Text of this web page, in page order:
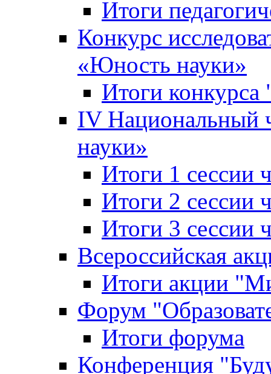
Итоги
Конкурс
«Юность науки»
Итоги
IV
науки»
Итоги 1 сессии
Итоги 2 сессии
Итоги 3 сессии
Всероссийская
Итоги акции
Форум
Итоги форума
Конференция